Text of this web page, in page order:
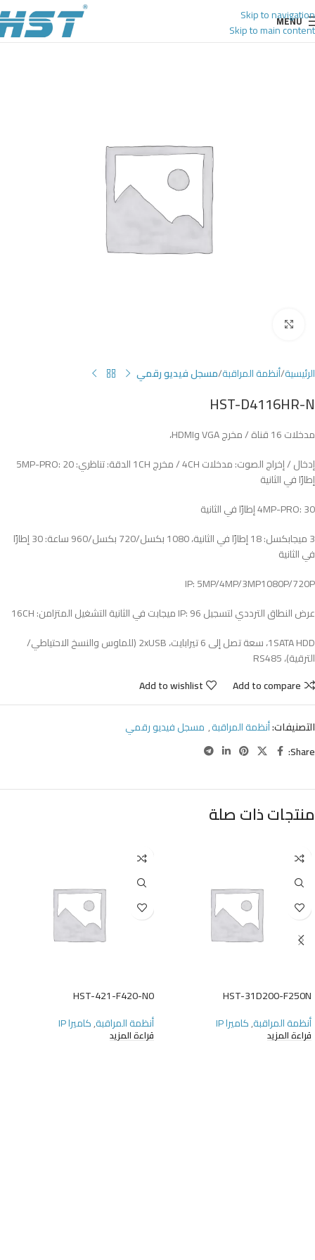
Skip to navigation
Skip to main content
MENU
الرئيسية أنظمة المراقبة مسجل فيديو رقمي
HST-D4116HR-N
مدخلات 16 قناة / مخرج VGA وHDMI،
إدخال / إخراج الصوت: مدخلات 4CH / مخرج 1CH الدقة: تناظري: 5MP-PRO: 20
إطارًا في الثانية
4MP-PRO: 30 إطارًا في الثانية
3 ميجابكسل: 18 إطارًا في الثانية، 1080 بكسل/720 بكسل/960 ساعة: 30 إطارًا
في الثانية
IP: 5MP/4MP/3MP1080P/720P
عرض النطاق الترددي لتسجيل IP: 96 ميجابت في الثانية التشغيل المتزامن: 16CH
1SATA HDD، سعة تصل إلى 6 تيرابايت، 2xUSB (للماوس والنسخ الاحتياطي/
الترقية)، RS485
Add to compare
Add to wishlist
التصنيفات:أنظمة المراقبة, مسجل فيديو رقمي
Share:
منتجات ذات صلة
HST-31D200-F250N
أنظمة المراقبة,كاميرا IP
قراءة المزيد
HST-421-F420-N0
أنظمة المراقبة,كاميرا IP
قراءة المزيد